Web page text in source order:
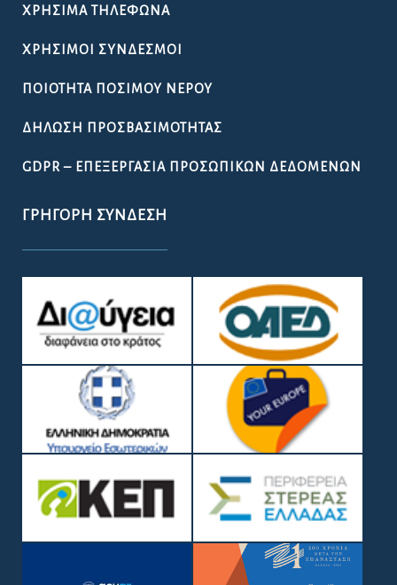
ΧΡΉΣΙΜΑ ΤΗΛΈΦΩΝΑ
ΧΡΉΣΙΜΟΙ ΣΎΝΔΕΣΜΟΙ
ΠΟΙΌΤΗΤΑ ΠΌΣΙΜΟΥ ΝΕΡΟΎ
ΔΉΛΩΣΗ ΠΡΟΣΒΑΣΙΜΌΤΗΤΑΣ
GDPR – ΕΠΕΞΕΡΓΑΣΙΑ ΠΡΟΣΩΠΙΚΩΝ ΔΕΔΟΜΕΝΩΝ
ΓΡΉΓΟΡΗ ΣΎΝΔΕΣΗ